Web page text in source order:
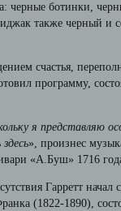
черные ботинки,
также черный и
счастья,
программу,
я представляю
», произнес
«А.Буш» 1716
Гарретт начал
(1822-1890),